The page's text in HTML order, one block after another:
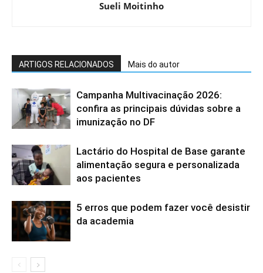
Sueli Moitinho
ARTIGOS RELACIONADOS Mais do autor
Campanha Multivacinação 2026:
confira as principais dúvidas sobre a
imunização no DF
Lactário do Hospital de Base garante
alimentação segura e personalizada
aos pacientes
5 erros que podem fazer você desistir
da academia